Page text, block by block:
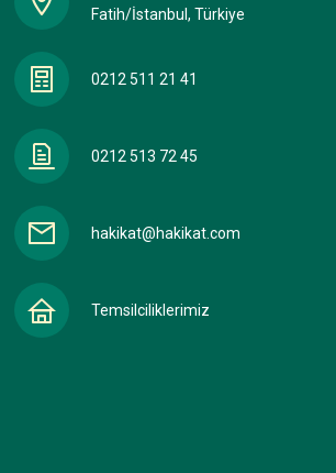
Fatih/İstanbul, Türkiye
0212 511 21 41
0212 513 72 45
hakikat@hakikat.com
Temsilciliklerimiz